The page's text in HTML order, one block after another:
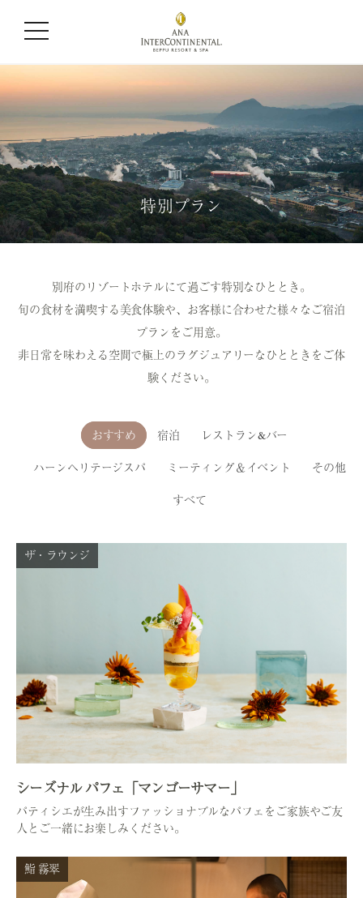
特別プラン
別府のリゾートホテルにて過ごす特別なひととき。
旬の食材を満喫する美食体験や、お客様に合わせた様々なご宿泊
プランをご用意。
非日常を味わえる空間で極上のラグジュアリーなひとときをご体
験ください。
おすすめ 宿泊
レストラン&バー
ハーンヘリテージスパ
ミーティング＆イベント
その他
すべて
シーズナル パフェ「マンゴーサマー」
パティシエが生み出すファッショナブルなパフェをご家族やご友
人とご一緒にお楽しみください。
ザ・ラウンジ
鮨 霧翠